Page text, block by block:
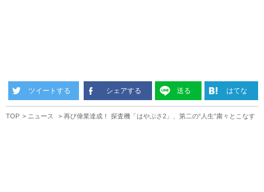
ツイートする シェアする 送る はてな
TOP ニュース 再び偉業達成！ 探査機「はやぶさ2」、第二の“人生”粛々とこなす